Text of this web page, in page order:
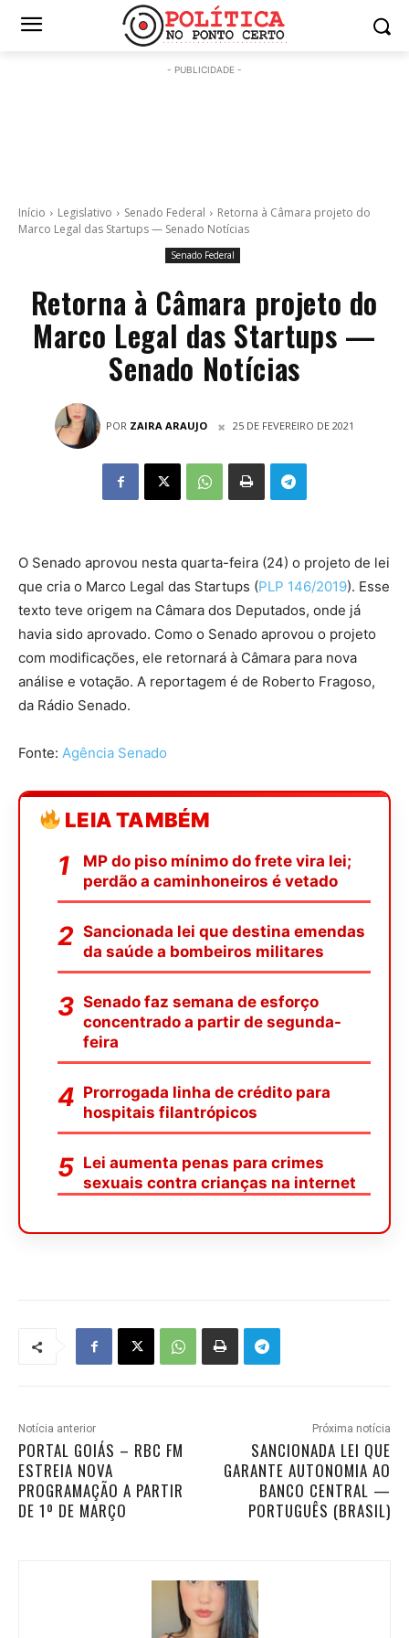
- PUBLICIDADE -
Início Legislativo Senado Federal
Retorna à Câmara projeto do
Marco Legal das Startups — Senado Notícias
Senado Federal
Retorna à Câmara projeto do
Marco Legal das Startups —
Senado Notícias
POR ZAIRA ARAUJO 25 DE FEVEREIRO DE 2021
O Senado aprovou nesta quarta-feira (24) o projeto de lei
que cria o Marco Legal das Startups (PLP 146/2019). Esse
texto teve origem na Câmara dos Deputados, onde já
havia sido aprovado. Como o Senado aprovou o projeto
com modificações, ele retornará à Câmara para nova
análise e votação. A reportagem é de Roberto Fragoso,
da Rádio Senado.
Fonte: Agência Senado
LEIA TAMBÉM
MP do piso mínimo do frete vira lei;
perdão a caminhoneiros é vetado
Sancionada lei que destina emendas
da saúde a bombeiros militares
Senado faz semana de esforço
concentrado a partir de segunda-
feira
Prorrogada linha de crédito para
hospitais filantrópicos
Lei aumenta penas para crimes
sexuais contra crianças na internet
Notícia anterior
PORTAL GOIÁS – RBC FM
ESTREIA NOVA
PROGRAMAÇÃO A PARTIR
DE 1º DE MARÇO
Próxima notícia
SANCIONADA LEI QUE
GARANTE AUTONOMIA AO
BANCO CENTRAL —
PORTUGUÊS (BRASIL)